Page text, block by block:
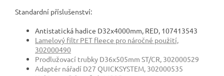
Standardní příslušenství:
Antistatická hadice D32x4000mm, RED, 107413543
Lamelový filtr PET fleece pro náročné použití,
302000490
Prodlužovací trubky D36x505mm ST/CR, 302000529
Adaptér nářadí D27 QUICKSYSTEM, 302000535